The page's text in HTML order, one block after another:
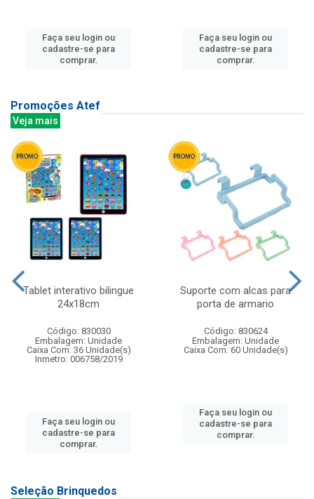
Faça seu login ou
cadastre-se para
comprar.
Faça seu login ou
cadastre-se para
comprar.
Promoções Atef
Veja mais
Tablet interativo bilingue
24x18cm
Código: 830030
Embalagem: Unidade
Caixa Com: 36 Unidade(s)
Inmetro: 006758/2019
Faça seu login ou
cadastre-se para
comprar.
Suporte com alcas para
porta de armario
Código: 830624
Embalagem: Unidade
Caixa Com: 60 Unidade(s)
Faça seu login ou
cadastre-se para
comprar.
Seleção Brinquedos